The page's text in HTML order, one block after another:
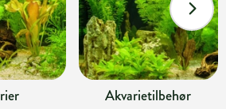
Akvarietilbehør